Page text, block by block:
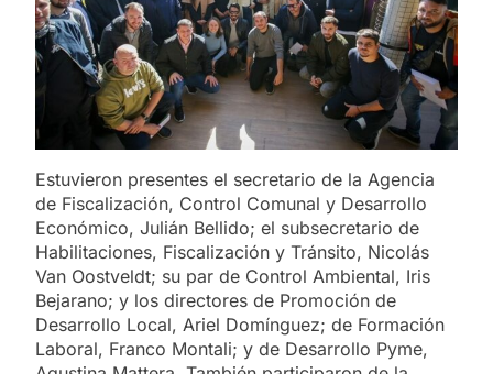
Estuvieron presentes el secretario de la Agencia
de Fiscalización, Control Comunal y Desarrollo
Económico, Julián Bellido; el subsecretario de
Habilitaciones, Fiscalización y Tránsito, Nicolás
Van Oostveldt; su par de Control Ambiental, Iris
Bejarano; y los directores de Promoción de
Desarrollo Local, Ariel Domínguez; de Formación
Laboral, Franco Montali; y de Desarrollo Pyme,